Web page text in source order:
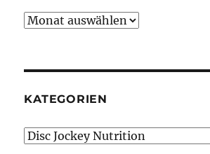
Archiv
KATEGORIEN
Kategorien